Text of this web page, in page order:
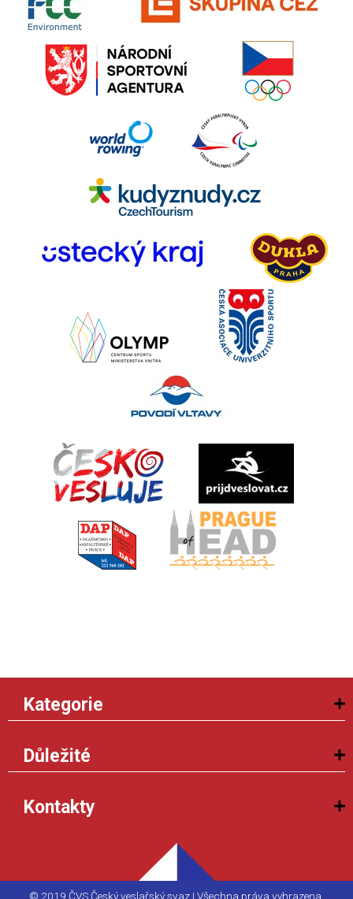
Kategorie
Důležité
Kontakty
© 2019 ČVS Český veslařský svaz | Všechna práva vyhrazena.